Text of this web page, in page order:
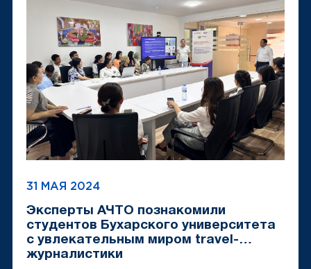
31 МАЯ 2024
Эксперты АЧТО познакомили
студентов Бухарского университета
с увлекательным миром travel-
журналистики